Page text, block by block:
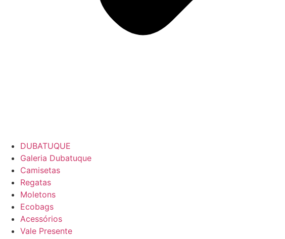
DUBATUQUE
Galeria Dubatuque
Camisetas
Regatas
Moletons
Ecobags
Acessórios
Vale Presente